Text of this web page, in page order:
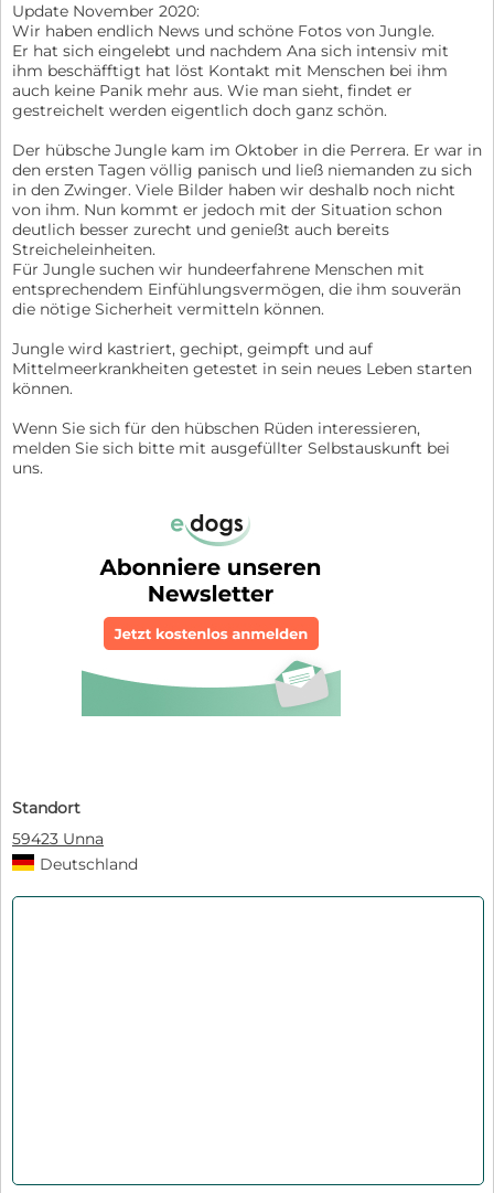
Update November 2020:
Wir haben endlich News und schöne Fotos von Jungle.
Er hat sich eingelebt und nachdem Ana sich intensiv mit
ihm beschäfftigt hat löst Kontakt mit Menschen bei ihm
auch keine Panik mehr aus. Wie man sieht, findet er
gestreichelt werden eigentlich doch ganz schön.
Der hübsche Jungle kam im Oktober in die Perrera. Er war in
den ersten Tagen völlig panisch und ließ niemanden zu sich
in den Zwinger. Viele Bilder haben wir deshalb noch nicht
von ihm. Nun kommt er jedoch mit der Situation schon
deutlich besser zurecht und genießt auch bereits
Streicheleinheiten.
Für Jungle suchen wir hundeerfahrene Menschen mit
entsprechendem Einfühlungsvermögen, die ihm souverän
die nötige Sicherheit vermitteln können.
Jungle wird kastriert, gechipt, geimpft und auf
Mittelmeerkrankheiten getestet in sein neues Leben starten
können.
Wenn Sie sich für den hübschen Rüden interessieren,
melden Sie sich bitte mit ausgefüllter Selbstauskunft bei
uns.
Standort
59423 Unna
Deutschland